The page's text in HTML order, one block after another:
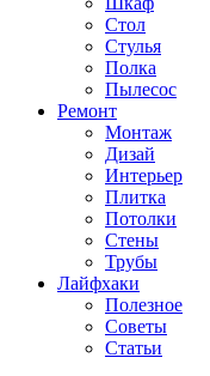
Стол
Стулья
Полка
Пылесос
Ремонт
Монтаж
Дизай
Интерьер
Плитка
Потолки
Стены
Трубы
Лайфхаки
Полезное
Советы
Статьи